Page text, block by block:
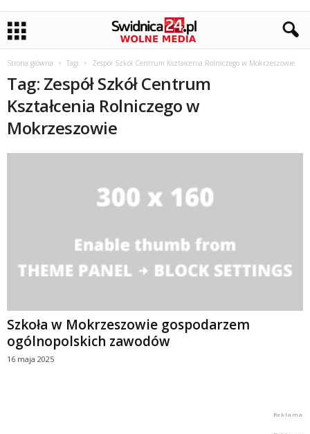
Strona główna Tagi Zespół Szkół Centrum Kształcenia Rolniczego w Mokrzeszowie
Tag: Zespół Szkół Centrum
Kształcenia Rolniczego w
Mokrzeszowie
Szkoła w Mokrzeszowie gospodarzem
ogólnopolskich zawodów
16 maja 2025